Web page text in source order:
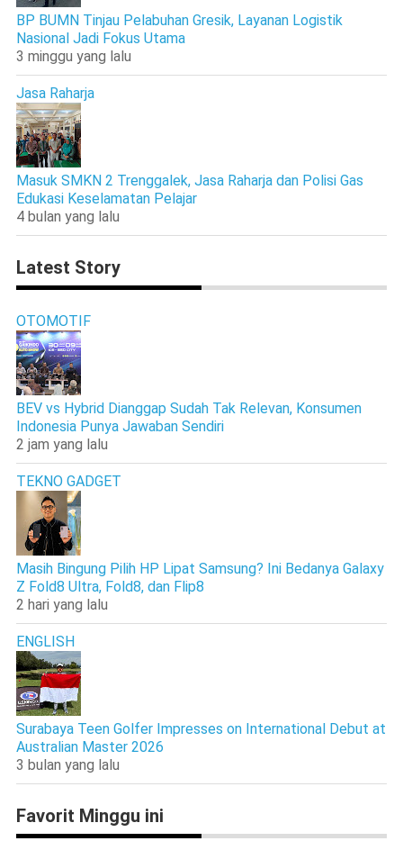
BP BUMN Tinjau Pelabuhan Gresik, Layanan Logistik
Nasional Jadi Fokus Utama
3 minggu yang lalu
Jasa Raharja
Masuk SMKN 2 Trenggalek, Jasa Raharja dan Polisi Gas
Edukasi Keselamatan Pelajar
4 bulan yang lalu
Latest Story
OTOMOTIF
BEV vs Hybrid Dianggap Sudah Tak Relevan, Konsumen
Indonesia Punya Jawaban Sendiri
2 jam yang lalu
TEKNO GADGET
Masih Bingung Pilih HP Lipat Samsung? Ini Bedanya Galaxy
Z Fold8 Ultra, Fold8, dan Flip8
2 hari yang lalu
ENGLISH
Surabaya Teen Golfer Impresses on International Debut at
Australian Master 2026
3 bulan yang lalu
Favorit Minggu ini